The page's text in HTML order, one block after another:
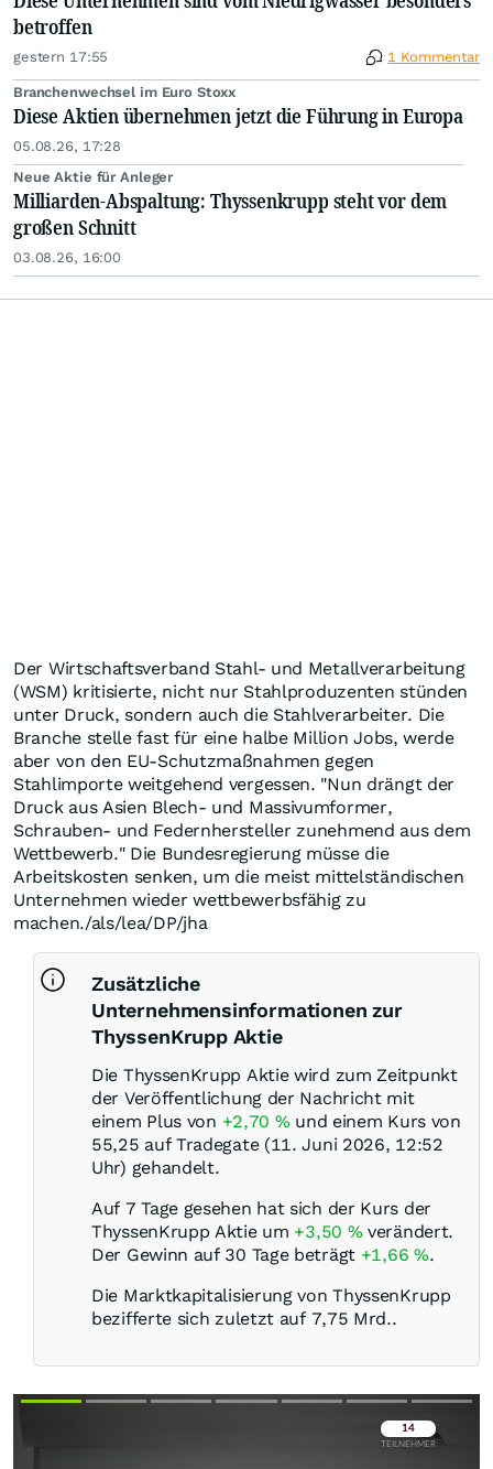
betroffen
gestern 17:55 1 Kommentar
Branchenwechsel im Euro Stoxx
Diese Aktien übernehmen jetzt die Führung in Europa
05.08.26, 17:28
Neue Aktie für Anleger
Milliarden-Abspaltung: Thyssenkrupp steht vor dem
großen Schnitt
03.08.26, 16:00
Der Wirtschaftsverband Stahl- und Metallverarbeitung
(WSM) kritisierte, nicht nur Stahlproduzenten stünden
unter Druck, sondern auch die Stahlverarbeiter. Die
Branche stelle fast für eine halbe Million Jobs, werde
aber von den EU-Schutzmaßnahmen gegen
Stahlimporte weitgehend vergessen. "Nun drängt der
Druck aus Asien Blech- und Massivumformer,
Schrauben- und Federnhersteller zunehmend aus dem
Wettbewerb." Die Bundesregierung müsse die
Arbeitskosten senken, um die meist mittelständischen
Unternehmen wieder wettbewerbsfähig zu
machen./als/lea/DP/jha
Zusätzliche
Unternehmensinformationen zur
ThyssenKrupp Aktie
Die ThyssenKrupp Aktie wird zum Zeitpunkt
der Veröffentlichung der Nachricht mit
einem Plus von +2,70 % und einem Kurs von
55,25 auf Tradegate (11. Juni 2026, 12:52
Uhr) gehandelt.
Auf 7 Tage gesehen hat sich der Kurs der
ThyssenKrupp Aktie um +3,50 % verändert.
Der Gewinn auf 30 Tage beträgt +1,66 %.
Die Marktkapitalisierung von ThyssenKrupp
bezifferte sich zuletzt auf 7,75 Mrd..